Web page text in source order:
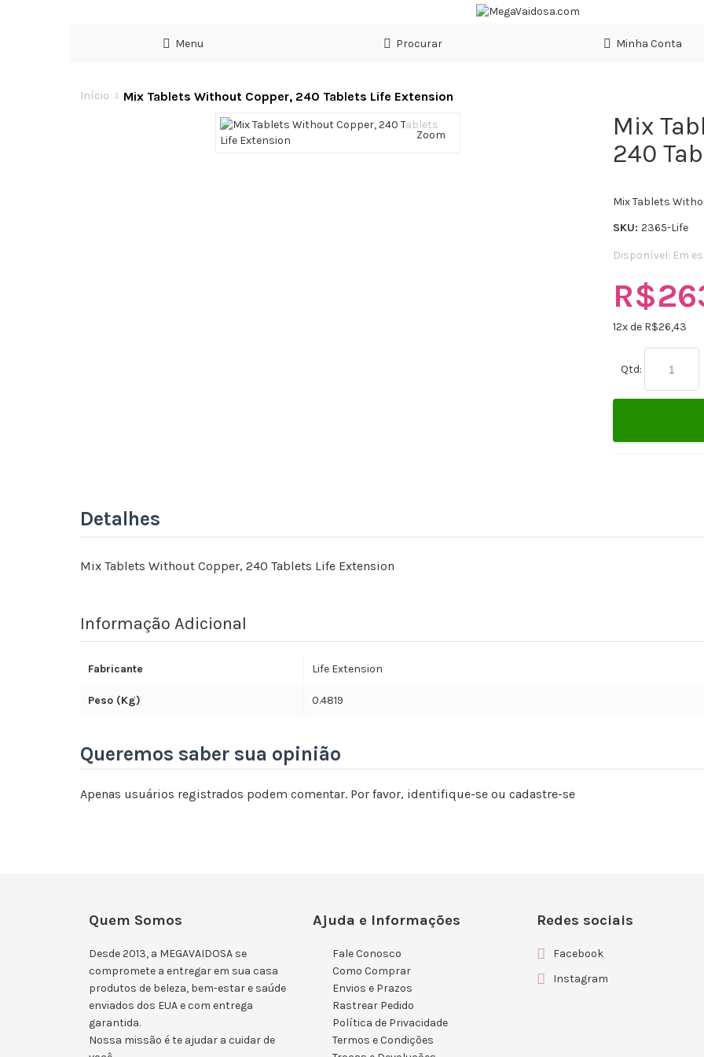
Menu Procurar Minha Conta
Início Mix Tablets Without Copper, 240 Tablets Life Extension
Zoom
Mix
240
Mix Tablets
SKU:2365-Life
Disponível: Em
12x de R$26,43
Qtd:
Detalhes
Mix Tablets Without Copper, 240 Tablets Life Extension
Informação Adicional
Fabricante Life Extension
Peso (Kg) 0.4819
Queremos saber sua opinião
Apenas usuários registrados podem comentar. Por favor, identifique-se oucadastre-se
Quem Somos
Desde 2013, a MEGAVAIDOSA se
compromete a entregar em sua casa
produtos de beleza, bem-estar e saúde
enviados dos EUA e com entrega
garantida.
Nossa missão é te ajudar a cuidar de
Ajuda e Informações
Fale Conosco
Como Comprar
Envios e Prazos
Rastrear Pedido
Política de Privacidade
Termos e Condições
Redes sociais
Facebook
Instagram